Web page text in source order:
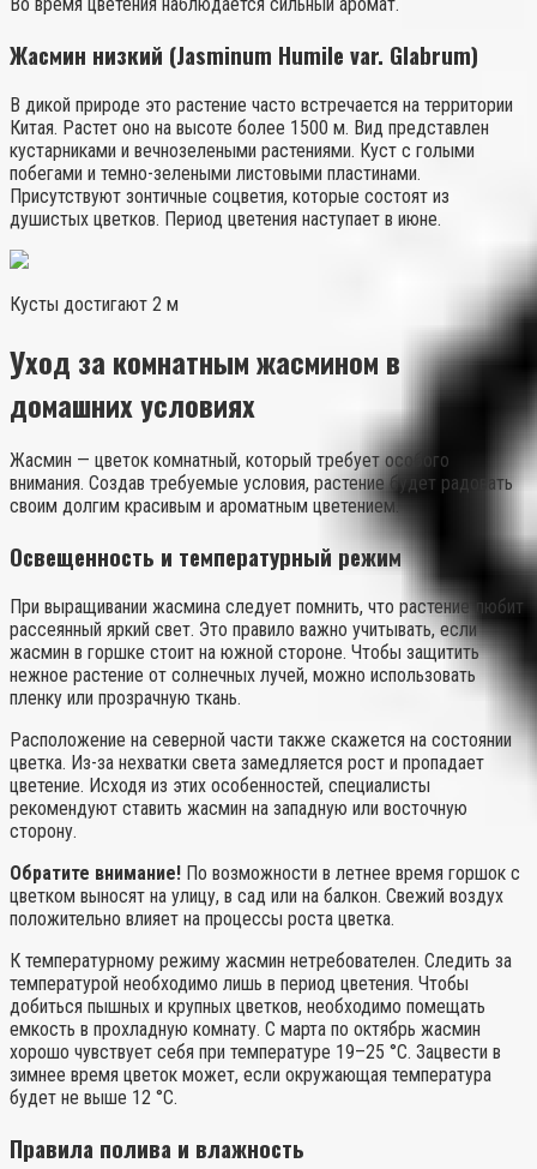
Жасмин низкий (Jasminum Humile var. Glabrum)
В дикой природе это растение часто встречается на территории
Китая. Растет оно на высоте более 1500 м. Вид представлен
кустарниками и вечнозелеными растениями. Куст с голыми
побегами и темно-зелеными листовыми пластинами.
Присутствуют зонтичные соцветия, которые состоят из
душистых цветков. Период цветения наступает в июне.
Кусты достигают 2 м
Уход за комнатным жасмином в
домашних условиях
Жасмин — цветок комнатный, который требует особого
внимания. Создав требуемые условия, растение будет радовать
своим долгим красивым и ароматным цветением.
Освещенность и температурный режим
При выращивании жасмина следует помнить, что растение любит
рассеянный яркий свет. Это правило важно учитывать, если
жасмин в горшке стоит на южной стороне. Чтобы защитить
нежное растение от солнечных лучей, можно использовать
пленку или прозрачную ткань.
Расположение на северной части также скажется на состоянии
цветка. Из-за нехватки света замедляется рост и пропадает
цветение. Исходя из этих особенностей, специалисты
рекомендуют ставить жасмин на западную или восточную
сторону.
Обратите внимание! По возможности в летнее время горшок с
цветком выносят на улицу, в сад или на балкон. Свежий воздух
положительно влияет на процессы роста цветка.
К температурному режиму жасмин нетребователен. Следить за
температурой необходимо лишь в период цветения. Чтобы
добиться пышных и крупных цветков, необходимо помещать
емкость в прохладную комнату. С марта по октябрь жасмин
хорошо чувствует себя при температуре 19–25 °С. Зацвести в
зимнее время цветок может, если окружающая температура
будет не выше 12 °С.
Правила полива и влажность